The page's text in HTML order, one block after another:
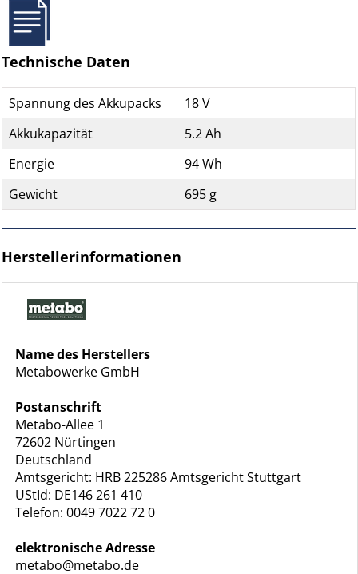
Technische Daten
Spannung des Akkupacks
18 V
Akkukapazität
5.2 Ah
Energie
94 Wh
Gewicht
695 g
Herstellerinformationen
Name des Herstellers
Metabowerke GmbH
Postanschrift
Metabo-Allee 1
72602 Nürtingen
Deutschland
Amtsgericht: HRB 225286 Amtsgericht Stuttgart
UStId: DE146 261 410
Telefon: 0049 7022 72 0
elektronische Adresse
metabo@metabo.de